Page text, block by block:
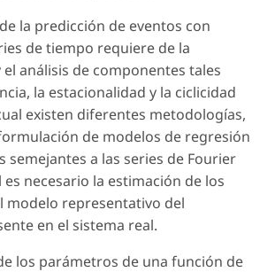
la predicción de eventos con
de tiempo requiere de la
análisis de componentes tales
la estacionalidad y la ciclicidad
existen diferentes metodologías,
de modelos de regresión
semejantes a las series de Fourier
es necesario la estimación de los
modelo representativo del
en el sistema real.
los parámetros de una función de